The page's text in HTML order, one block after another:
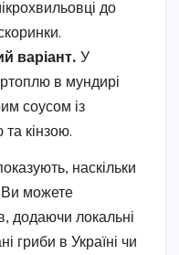
до
варіант. У
в мундирі
соусом із
кінзою.
наскільки
Ви можете
додаючи локальні
гриби в Україні чи